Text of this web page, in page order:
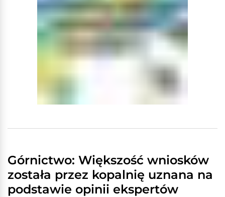
Górnictwo: Większość wniosków
została przez kopalnię uznana na
podstawie opinii ekspertów